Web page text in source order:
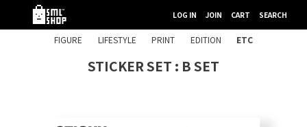
LOG IN JOIN CART SEARCH
FIGURE LIFESTYLE PRINT EDITION ETC
STICKER SET : B SET